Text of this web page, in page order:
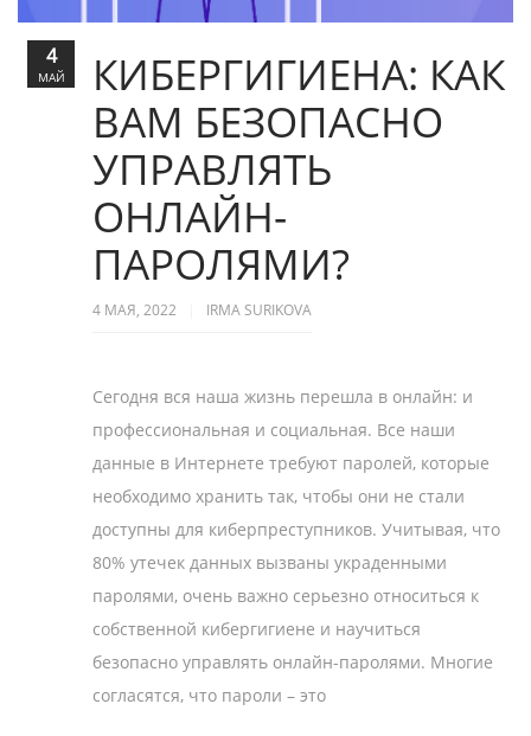
КИБЕРГИГИЕНА: КАК
ВАМ БЕЗОПАСНО
УПРАВЛЯТЬ
ОНЛАЙН-
ПАРОЛЯМИ?
4 МАЯ, 2022 IRMA SURIKOVA
Сегодня вся наша жизнь перешла в онлайн: и
профессиональная и социальная. Все наши
данные в Интернете требуют паролей, которые
необходимо хранить так, чтобы они не стали
доступны для киберпреступников. Учитывая, что
80% утечек данных вызваны украденными
паролями, очень важно серьезно относиться к
собственной кибергигиене и научиться
безопасно управлять онлайн-паролями. Многие
согласятся, что пароли – это
4
МАЙ